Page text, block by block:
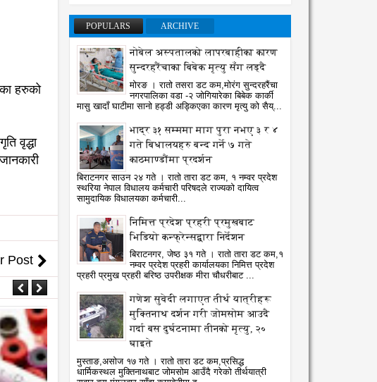
हरुको
वृद्धा
Post
Jun Jan
POPULARS ARCHIVE
नोबेल अस्पतालको लापरबाहीका कारण
सुन्दरहरैंचाका बिबेक मृत्यु सँग लड्दै
मोरङ । रातो तसरा डट कम,मोरंग सुन्दरहरैंचा
नगरपालिका वडा -२ जोगियारेका बिबेक कार्की
मासु खादाँ घाटीमा सानो हड्डी अड्किएका कारण मृत्यु को सैय्...
भाद्र ३१ सम्ममा माग पुरा नभए ३ र ४
गते बिधालयहरु बन्द गर्ने ७ गते
काठमाण्डौंमा प्रदर्शन
बिराटनगर साउन २४ गते । रातो तारा डट कम, १ नम्वर प्रदेश
स्थरिया नेपाल विधालय कर्मचारी परिषदले राज्यको दायित्व
सामुदायिक विधालयका कर्मचारी...
निमित्त प्रदेश प्रहरी प्रमुखबाट
भिडियो कन्फ्रेन्सद्वारा निर्देशन
बिराटनगर, जेष्ठ ३१ गते । रातो तारा डट कम,१
नम्वर प्रदेश प्रहरी कार्यालयका निमित्त प्रदेश
प्रहरी प्रमुख प्रहरी बरिष्ठ उपरीक्षक मीरा चौधरीबाट ...
गणेश सुवेदी लगाएत तीर्थ यात्रीहरू
मुक्तिनाथ दर्शन गरी जोमसोम आउदै
गर्दा बस दुर्घटनामा तीनको मृत्यु, २०
घाइते
मुस्ताङ,असोज १७ गते । रातो तारा डट कम,प्रसिद्ध
धार्मिकस्थल मुक्तिनाथबाट जोमसोम आउँदै गरेको तीर्थयात्री